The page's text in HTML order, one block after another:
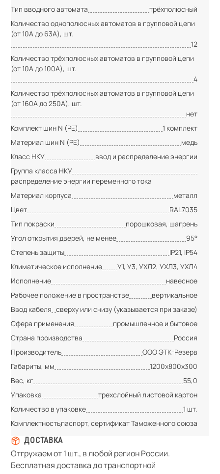
Тип вводного автомата
трёхполюсный
Количество однополюсных автоматов в групповой цепи
(от 10А до 63А), шт.
12
Количество трёхполюсных автоматов в групповой цепи
(от 10А до 100А), шт.
4
Количество трёхполюсных автоматов в групповой цепи
(от 160А до 250А), шт.
нет
Комплект шин N (PE)
1 комплект
Материал шин N (PE)
медь
Класс НКУ
ввод и распределение энергии
Группа класса НКУ
распределение энергии переменного тока
Материал корпуса
металл
Цвет
RAL7035
Тип покраски
порошковая, шагрень
Угол открытия дверей, не менее
95°
Степень защиты
IP21, IP54
Климатическое исполнение
У1, У3, УХЛ2, УХЛ3, УХЛ4
Исполнение
навесное
Рабочее положение в пространстве
вертикальное
Ввод кабеля сверху или снизу (указывается при заказе)
Сфера применения
промышленное и бытовое
Страна производства
Россия
Производитель
ООО ЭТК-Резерв
Габариты, мм
1200х800х300
Вес, кг
55,0
Упаковка
трехслойный листовой картон
Количество в упаковке
1 шт.
Комплектностьпаспорт, сертификат Таможенного союза
ДОСТАВКА
Отгружаем от 1 шт., в любой регион России.
Бесплатная доставка до транспортной